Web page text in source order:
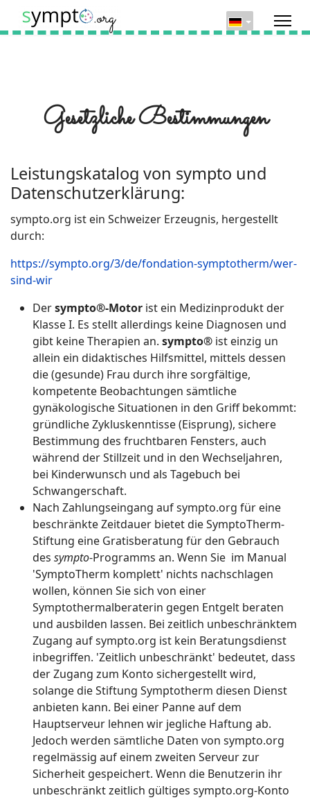
Gesetzliche Bestimmungen
Leistungskatalog von sympto und
Datenschutzerklärung:
sympto.org ist ein Schweizer Erzeugnis, hergestellt
durch:
https://sympto.org/3/de/fondation-symptotherm/wer-
sind-wir
Dersympto®-Motor ist ein Medizinprodukt der
Klasse I. Es stellt allerdings keine Diagnosen und
gibt keine Therapien an. sympto® ist einzig un
allein ein didaktisches Hilfsmittel, mittels dessen
die (gesunde) Frau durch ihre sorgfältige,
kompetente Beobachtungen sämtliche
gynäkologische Situationen in den Griff bekommt:
gründliche Zykluskenntisse (Eisprung), sichere
Bestimmung des fruchtbaren Fensters, auch
während der Stillzeit und in den Wechseljahren,
bei Kinderwunsch und als Tagebuch bei
Schwangerschaft.
Nach Zahlungseingang auf sympto.org für eine
beschränkte Zeitdauer bietet die SymptoTherm-
Stiftung eine Gratisberatung für den Gebrauch
des sympto-Programms an. Wenn Sie im Manual
'SymptoTherm komplett' nichts nachschlagen
wollen, können Sie sich von einer
Symptothermalberaterin gegen Entgelt beraten
und ausbilden lassen. Bei zeitlich unbeschränktem
Zugang auf sympto.org ist kein Beratungsdienst
inbegriffen. 'Zeitlich unbeschränkt' bedeutet, dass
der Zugang zum Konto sichergestellt wird,
solange die Stiftung Symptotherm diesen Dienst
anbieten kann. Bei einer Panne auf dem
Hauptserveur lehnen wir jegliche Haftung ab.
Jedoch werden sämtliche Daten von sympto.org
regelmässig auf einem zweiten Serveur zur
Sicherheit gespeichert. Wenn die Benutzerin ihr
unbeschränkt zeitlich gültiges sympto.org-Konto